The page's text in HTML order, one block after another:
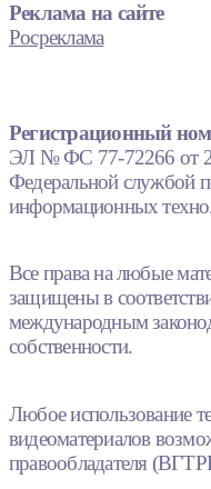
Реклама на сайте
Росреклама
Регистрационный
ЭЛ № ФС 77-72266 от
Федеральной службой
информационных
Все права на любые
защищены в
международным
собственности.
Любое использование
видеоматериалов
правообладателя